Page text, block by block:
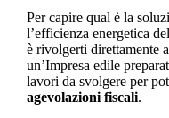
Per capire qual è la
l’efficienza energetica
è rivolgerti direttamente a
un’Impresa edile
lavori da svolgere per
agevolazioni fiscali.